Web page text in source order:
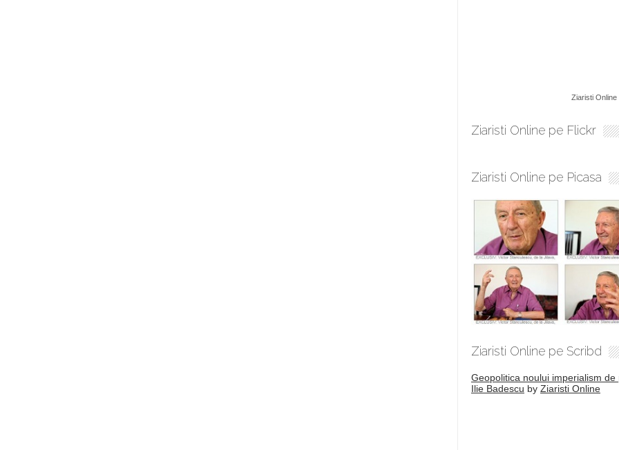
Ziaristi Online
Ziaristi Online pe Flickr
Ziaristi Online pe Picasa
Ziaristi Online pe Scribd
Geopolitica noului imperialism de
Ilie Badescu by Ziaristi Online